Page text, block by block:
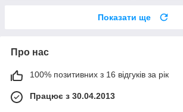
Показати ще
Про нас
100% позитивних з 16 відгуків за рік
Працює з 30.04.2013